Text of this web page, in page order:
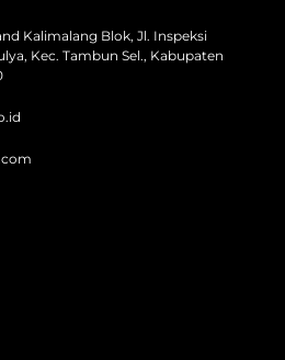
Kalimalang Blok, Jl. Inspeksi
Kec. Tambun Sel., Kabupaten